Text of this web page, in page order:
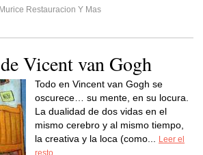
Murice Restauracion Y Mas
Vicent van Gogh
Todo en Vincent van Gogh se
oscurece… su mente, en su locura.
La dualidad de dos vidas en el
mismo cerebro y al mismo tiempo,
la creativa y la loca (como...
Leer el
resto